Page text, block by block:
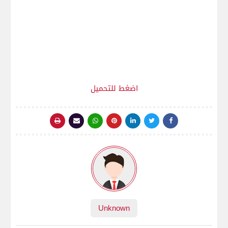
اضغط للتحميل
Unknown